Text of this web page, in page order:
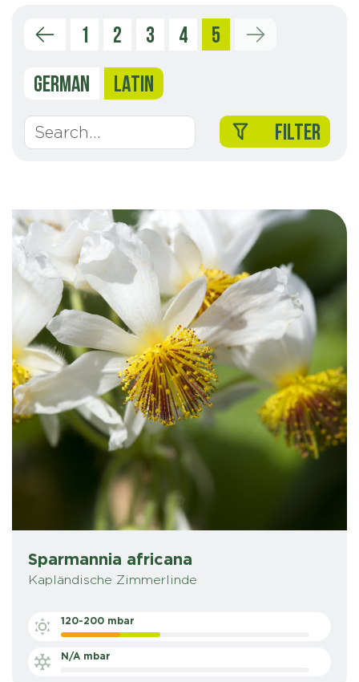
1 2 3 4 5
GERMAN
LATIN
FILTER
Sparmannia africana
Kapländische Zimmerlinde
120-200 mbar
N/A mbar